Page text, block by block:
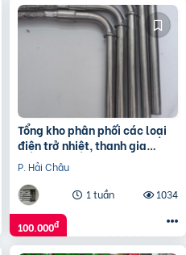
Tổng kho phân phối các loại
điện trở nhiệt, thanh gia
nhiệt, vòng gia nhiệt.
P. Hải Châu
1 tuần
1034
100.000đ